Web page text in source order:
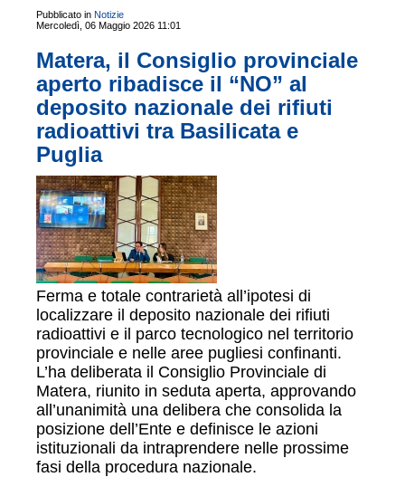
Pubblicato in Notizie
Mercoledì, 06 Maggio 2026 11:01
Matera, il Consiglio provinciale
aperto ribadisce il “NO” al
deposito nazionale dei rifiuti
radioattivi tra Basilicata e
Puglia
Ferma e totale contrarietà all’ipotesi di
localizzare il deposito nazionale dei rifiuti
radioattivi e il parco tecnologico nel territorio
provinciale e nelle aree pugliesi confinanti.
L’ha deliberata il Consiglio Provinciale di
Matera, riunito in seduta aperta, approvando
all’unanimità una delibera che consolida la
posizione dell’Ente e definisce le azioni
istituzionali da intraprendere nelle prossime
fasi della procedura nazionale.